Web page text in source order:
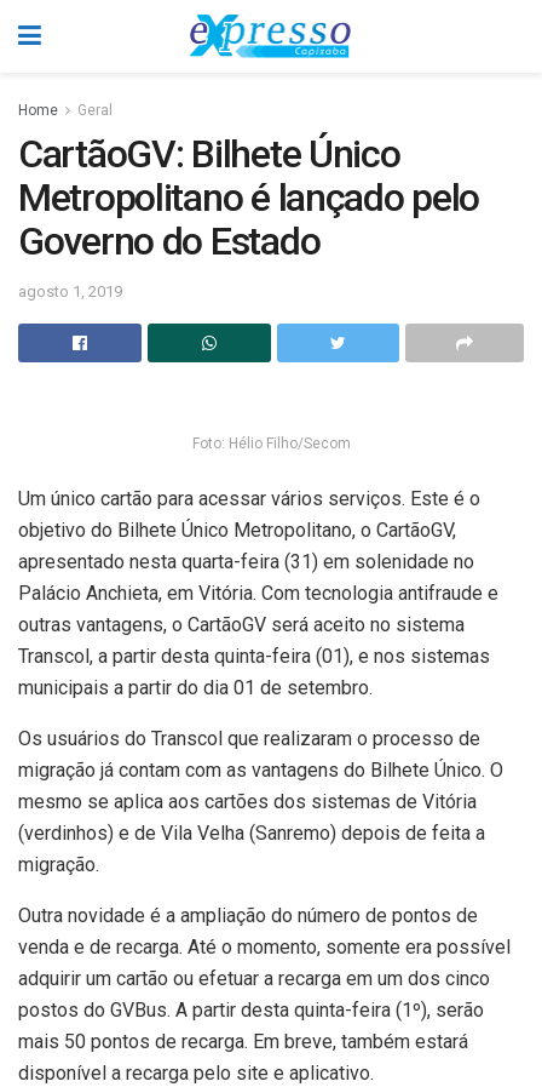
Home Geral
CartãoGV: Bilhete Único
Metropolitano é lançado pelo
Governo do Estado
agosto 1, 2019
Foto: Hélio Filho/Secom
Um único cartão para acessar vários serviços. Este é o
objetivo do Bilhete Único Metropolitano, o CartãoGV,
apresentado nesta quarta-feira (31) em solenidade no
Palácio Anchieta, em Vitória. Com tecnologia antifraude e
outras vantagens, o CartãoGV será aceito no sistema
Transcol, a partir desta quinta-feira (01), e nos sistemas
municipais a partir do dia 01 de setembro.
Os usuários do Transcol que realizaram o processo de
migração já contam com as vantagens do Bilhete Único. O
mesmo se aplica aos cartões dos sistemas de Vitória
(verdinhos) e de Vila Velha (Sanremo) depois de feita a
migração.
Outra novidade é a ampliação do número de pontos de
venda e de recarga. Até o momento, somente era possível
adquirir um cartão ou efetuar a recarga em um dos cinco
postos do GVBus. A partir desta quinta-feira (1º), serão
mais 50 pontos de recarga. Em breve, também estará
disponível a recarga pelo site e aplicativo.